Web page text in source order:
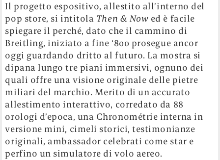
Il progetto espositivo, allestito all’interno del
pop store, si intitola Then & Now ed è facile
spiegare il perché, dato che il cammino di
Breitling, iniziato a fine ‘800 prosegue ancor
oggi guardando dritto al futuro. La mostra si
dipana lungo tre piani immersivi, ognuno dei
quali offre una visione originale delle pietre
miliari del marchio. Merito di un accurato
allestimento interattivo, corredato da 88
orologi d’epoca, una Chronométrie interna in
versione mini, cimeli storici, testimonianze
originali, ambassador celebrati come star e
perfino un simulatore di volo aereo.